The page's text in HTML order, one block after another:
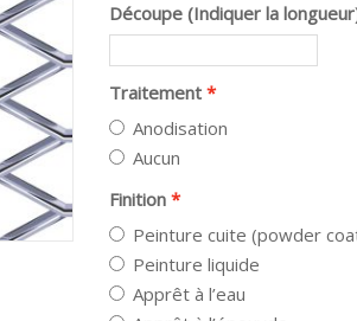
Découpe (Indiquer la
Traitement
Anodisation
Aucun
Finition
Peinture cuite (powder
Peinture liquide
Apprêt à l’eau